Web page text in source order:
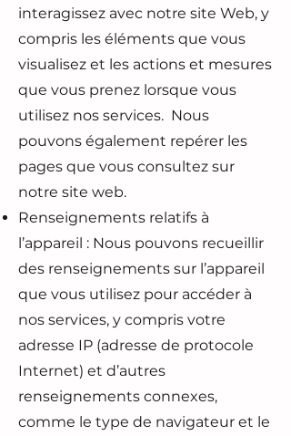
interagissez avec notre site Web, y
compris les éléments que vous
visualisez et les actions et mesures
que vous prenez lorsque vous
utilisez nos services. Nous
pouvons également repérer les
pages que vous consultez sur
notre site web.
Renseignements relatifs à
l’appareil : Nous pouvons recueillir
des renseignements sur l’appareil
que vous utilisez pour accéder à
nos services, y compris votre
adresse IP (adresse de protocole
Internet) et d’autres
renseignements connexes,
comme le type de navigateur et le